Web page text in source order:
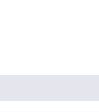
vườn trở nên đẹp và
người trong đêm tối.